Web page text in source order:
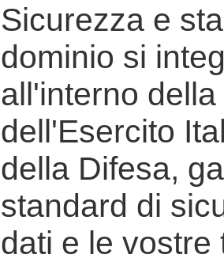
Sicurezza e
dominio si
all'interno
dell'Esercito
della Difesa,
standard di
dati e le vostre